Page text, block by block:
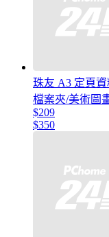
珠友 A3 定頁
檔案夾/美術圖
$209
$350